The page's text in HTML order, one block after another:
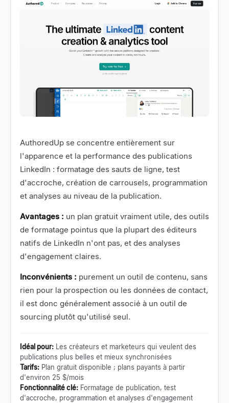
AuthoredUp se concentre entièrement sur
l'apparence et la performance des publications
LinkedIn : formatage des sauts de ligne, test
d'accroche, création de carrousels, programmation
et analyses au niveau de la publication.
Avantages : un plan gratuit vraiment utile, des outils
de formatage pointus que la plupart des éditeurs
natifs de LinkedIn n'ont pas, et des analyses
d'engagement claires.
Inconvénients : purement un outil de contenu, sans
rien pour la prospection ou les données de contact,
il est donc généralement associé à un outil de
sourcing plutôt qu'utilisé seul.
Idéal pour: Les créateurs et marketeurs qui veulent des
publications plus belles et mieux synchronisées
Tarifs: Plan gratuit disponible ; plans payants à partir
d'environ 25 $/mois
Fonctionnalité clé: Formatage de publication, test
d'accroche, programmation et analyses d'engagement